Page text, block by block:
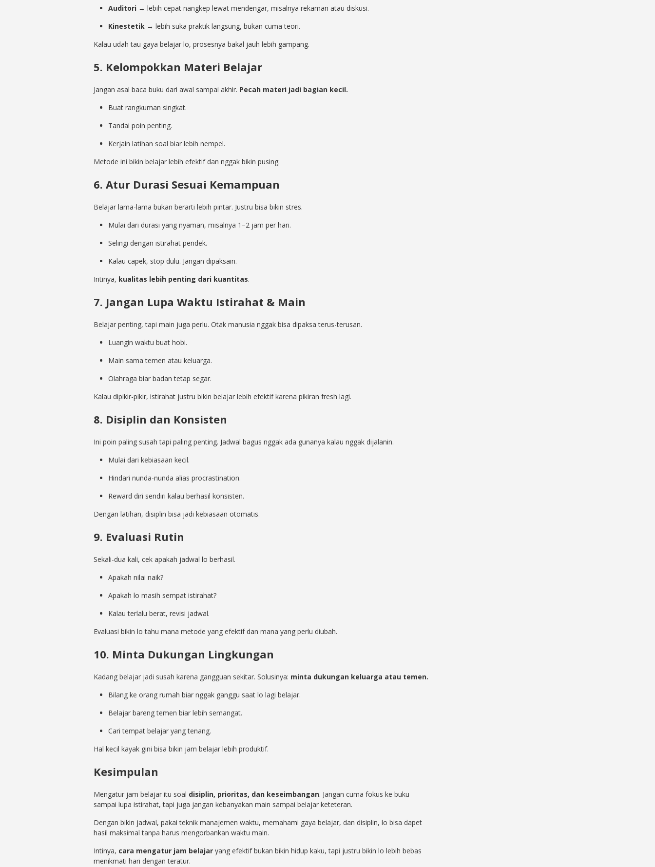
Auditori → lebih cepat nangkep lewat mendengar, misalnya rekaman atau diskusi.
Kinestetik → lebih suka praktik langsung, bukan cuma teori.
Kalau udah tau gaya belajar lo, prosesnya bakal jauh lebih gampang.
5. Kelompokkan Materi Belajar
Jangan asal baca buku dari awal sampai akhir. Pecah materi jadi bagian kecil.
Buat rangkuman singkat.
Tandai poin penting.
Kerjain latihan soal biar lebih nempel.
Metode ini bikin belajar lebih efektif dan nggak bikin pusing.
6. Atur Durasi Sesuai Kemampuan
Belajar lama-lama bukan berarti lebih pintar. Justru bisa bikin stres.
Mulai dari durasi yang nyaman, misalnya 1–2 jam per hari.
Selingi dengan istirahat pendek.
Kalau capek, stop dulu. Jangan dipaksain.
Intinya, kualitas lebih penting dari kuantitas.
7. Jangan Lupa Waktu Istirahat & Main
Belajar penting, tapi main juga perlu. Otak manusia nggak bisa dipaksa terus-terusan.
Luangin waktu buat hobi.
Main sama temen atau keluarga.
Olahraga biar badan tetap segar.
Kalau dipikir-pikir, istirahat justru bikin belajar lebih efektif karena pikiran fresh lagi.
8. Disiplin dan Konsisten
Ini poin paling susah tapi paling penting. Jadwal bagus nggak ada gunanya kalau nggak dijalanin.
Mulai dari kebiasaan kecil.
Hindari nunda-nunda alias procrastination.
Reward diri sendiri kalau berhasil konsisten.
Dengan latihan, disiplin bisa jadi kebiasaan otomatis.
9. Evaluasi Rutin
Sekali-dua kali, cek apakah jadwal lo berhasil.
Apakah nilai naik?
Apakah lo masih sempat istirahat?
Kalau terlalu berat, revisi jadwal.
Evaluasi bikin lo tahu mana metode yang efektif dan mana yang perlu diubah.
10. Minta Dukungan Lingkungan
Kadang belajar jadi susah karena gangguan sekitar. Solusinya: minta dukungan keluarga atau temen.
Bilang ke orang rumah biar nggak ganggu saat lo lagi belajar.
Belajar bareng temen biar lebih semangat.
Cari tempat belajar yang tenang.
Hal kecil kayak gini bisa bikin jam belajar lebih produktif.
Kesimpulan
Mengatur jam belajar itu soal disiplin, prioritas, dan keseimbangan. Jangan cuma fokus ke buku
sampai lupa istirahat, tapi juga jangan kebanyakan main sampai belajar keteteran.
Dengan bikin jadwal, pakai teknik manajemen waktu, memahami gaya belajar, dan disiplin, lo bisa dapet
hasil maksimal tanpa harus mengorbankan waktu main.
Intinya, cara mengatur jam belajar yang efektif bukan bikin hidup kaku, tapi justru bikin lo lebih bebas
menikmati hari dengan teratur.